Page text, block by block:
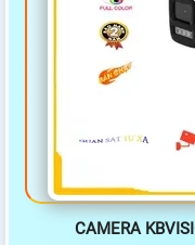
CAMERA